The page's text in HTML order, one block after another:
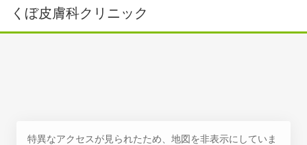
くぼ皮膚科クリニック
特異なアクセスが見られたため、地図を非表示にしていま